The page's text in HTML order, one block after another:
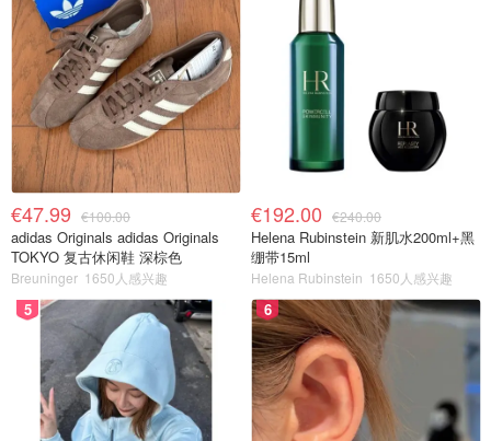
€47.99 €100.00
adidas Originals adidas Originals
TOKYO 复古休闲鞋 深棕色
Breuninger 1650人感兴趣
€192.00 €240.00
Helena Rubinstein 新肌水200ml+黑
绷带15ml
Helena Rubinstein 1650人感兴趣
5 6